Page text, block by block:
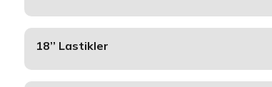
18’’ Lastikler